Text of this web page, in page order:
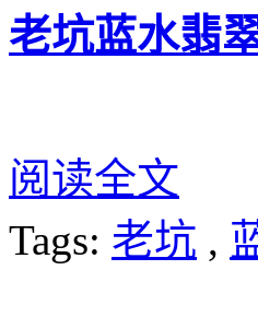
老坑蓝水翡
阅读全文
Tags: 老坑 ,